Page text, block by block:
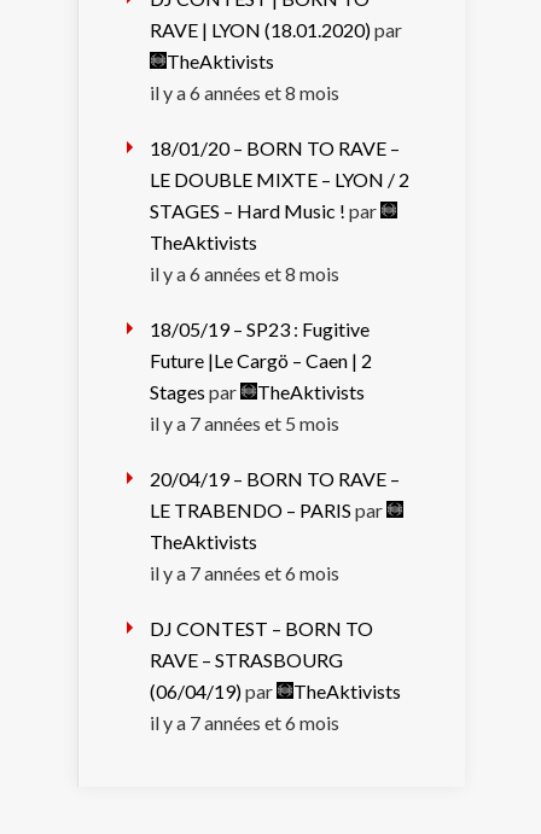
RAVE | LYON (18.01.2020)par
TheAktivists
il y a 6 années et 8 mois
18/01/20 – BORN TO RAVE –
LE DOUBLE MIXTE – LYON / 2
STAGES – Hard Music ! par
TheAktivists
il y a 6 années et 8 mois
18/05/19 – SP23 : Fugitive
Future |Le Cargö – Caen | 2
Stages par
TheAktivists
il y a 7 années et 5 mois
20/04/19 – BORN TO RAVE –
LE TRABENDO – PARIS par
TheAktivists
il y a 7 années et 6 mois
DJ CONTEST – BORN TO
RAVE – STRASBOURG
(06/04/19)par
TheAktivists
il y a 7 années et 6 mois